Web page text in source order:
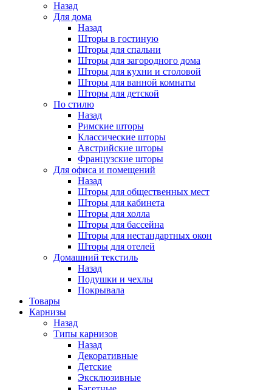
Назад
Для дома
Назад
Шторы в гостиную
Шторы для спальни
Шторы для загородного дома
Шторы для кухни и столовой
Шторы для ванной комнаты
Шторы для детской
По стилю
Назад
Римские шторы
Классические шторы
Австрийские шторы
Французские шторы
Для офиса и помещений
Назад
Шторы для общественных мест
Шторы для кабинета
Шторы для холла
Шторы для бассейна
Шторы для нестандартных окон
Шторы для отелей
Домашний текстиль
Назад
Подушки и чехлы
Покрывала
Товары
Карнизы
Назад
Типы карнизов
Назад
Декоративные
Детские
Эксклюзивные